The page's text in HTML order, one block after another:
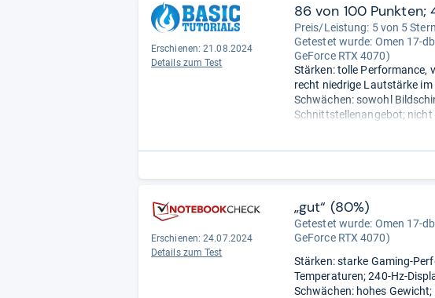
Erschienen: 21.08.2024
Details zum Test
86 von 100 Punkten;
Preis/Leistung: 5 von 5
Getestet wurde: Omen 17-
GeForce RTX 4070)
Stärken: tolle Performance,
recht niedrige Lautstärke im
Schwächen: sowohl
Schnittstellenangebot; nicht
Erschienen: 24.07.2024
Details zum Test
„gut“ (80%)
Getestet wurde: Omen 17-
GeForce RTX 4070)
Stärken: starke Gaming-
Temperaturen; 240-Hz-
Schwächen: hohes